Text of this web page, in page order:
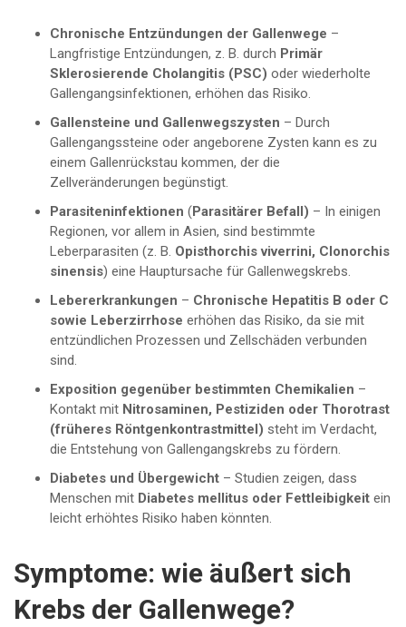
Chronische Entzündungen der Gallenwege –
Langfristige Entzündungen, z. B. durch Primär
Sklerosierende Cholangitis (PSC) oder wiederholte
Gallengangsinfektionen, erhöhen das Risiko.
Gallensteine und Gallenwegszysten – Durch
Gallengangssteine oder angeborene Zysten kann es zu
einem Gallenrückstau kommen, der die
Zellveränderungen begünstigt.
Parasiteninfektionen (Parasitärer Befall) – In einigen
Regionen, vor allem in Asien, sind bestimmte
Leberparasiten (z. B. Opisthorchis viverrini, Clonorchis
sinensis) eine Hauptursache für Gallenwegskrebs.
Lebererkrankungen – Chronische Hepatitis B oder C
sowie Leberzirrhose erhöhen das Risiko, da sie mit
entzündlichen Prozessen und Zellschäden verbunden
sind.
Exposition gegenüber bestimmten Chemikalien –
Kontakt mit Nitrosaminen, Pestiziden oder Thorotrast
(früheres Röntgenkontrastmittel) steht im Verdacht,
die Entstehung von Gallengangskrebs zu fördern.
Diabetes und Übergewicht – Studien zeigen, dass
Menschen mit Diabetes mellitus oder Fettleibigkeit ein
leicht erhöhtes Risiko haben könnten.
Symptome: wie äußert sich
Krebs der Gallenwege?